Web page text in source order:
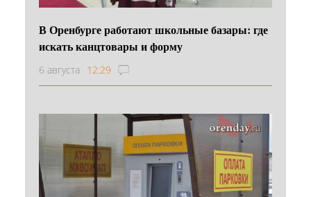
В Оренбурге работают школьные базары: где
искать канцтовары и форму
6 августа 12:29